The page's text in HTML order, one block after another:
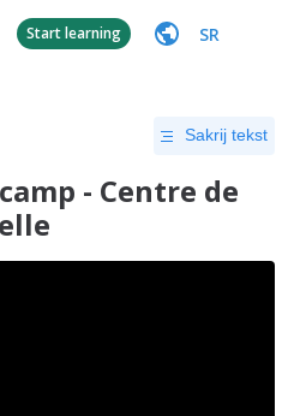
Start learning SR
Sakrij tekst
- Centre de